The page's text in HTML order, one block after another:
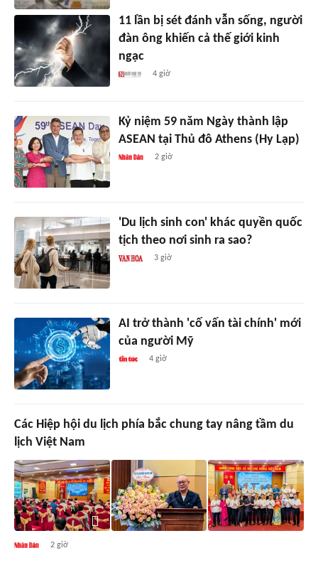
11 lần bị sét đánh vẫn sống, người
đàn ông khiến cả thế giới kinh
ngạc
4 giờ
Kỷ niệm 59 năm Ngày thành lập
ASEAN tại Thủ đô Athens (Hy Lạp)
2 giờ
'Du lịch sinh con' khác quyền quốc
tịch theo nơi sinh ra sao?
3 giờ
AI trở thành 'cố vấn tài chính' mới
của người Mỹ
4 giờ
Các Hiệp hội du lịch phía bắc chung tay nâng tầm du
lịch Việt Nam
2 giờ